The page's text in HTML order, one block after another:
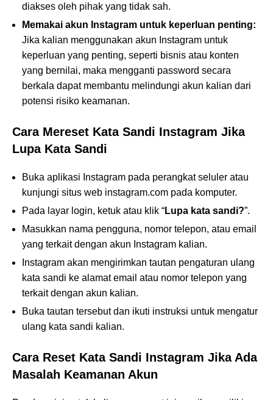
diakses oleh pihak yang tidak sah.
Memakai akun Instagram untuk keperluan penting:
Jika kalian menggunakan akun Instagram untuk
keperluan yang penting, seperti bisnis atau konten
yang bernilai, maka mengganti password secara
berkala dapat membantu melindungi akun kalian dari
potensi risiko keamanan.
Cara Mereset Kata Sandi Instagram Jika
Lupa Kata Sandi
Buka aplikasi Instagram pada perangkat seluler atau
kunjungi situs web instagram.com pada komputer.
Pada layar login, ketuk atau klik “Lupa kata sandi?”.
Masukkan nama pengguna, nomor telepon, atau email
yang terkait dengan akun Instagram kalian.
Instagram akan mengirimkan tautan pengaturan ulang
kata sandi ke alamat email atau nomor telepon yang
terkait dengan akun kalian.
Buka tautan tersebut dan ikuti instruksi untuk mengatur
ulang kata sandi kalian.
Cara Reset Kata Sandi Instagram Jika Ada
Masalah Keamanan Akun